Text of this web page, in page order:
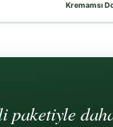
Kremamsı
paketiyle